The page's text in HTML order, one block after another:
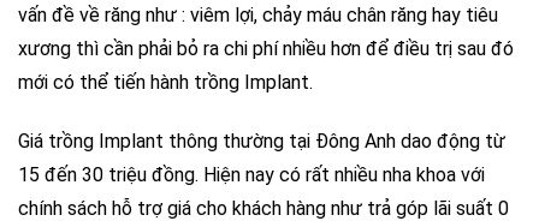
vấn đề về răng như : viêm lợi, chảy máu chân răng hay tiêu
xương thì cần phải bỏ ra chi phí nhiều hơn để điều trị sau đó
mới có thể tiến hành trồng Implant.
Giá trồng Implant thông thường tại Đông Anh dao động từ
15 đến 30 triệu đồng. Hiện nay có rất nhiều nha khoa với
chính sách hỗ trợ giá cho khách hàng như trả góp lãi suất 0